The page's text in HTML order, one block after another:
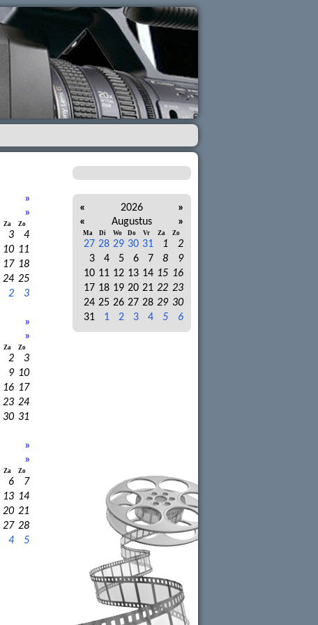
« 2026
»
«
Augustus »
Ma Di Wo Do Vr Za Zo
27 28 29 30 31 1
2
3
4 5 6 7 8
9
10 11 12 13 14 15 16
17 18 19 20 21 22 23
24 25 26 27 28 29 30
31
1 2 3 4 5 6
»
»
Za Zo
3
4
10 11
17 18
24 25
2 3
»
»
Za Zo
2
3
9 10
16 17
23 24
30 31
»
»
Za Zo
6
7
13 14
20 21
27 28
4 5